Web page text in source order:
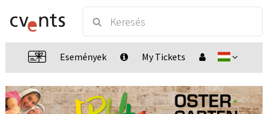
Események My Tickets